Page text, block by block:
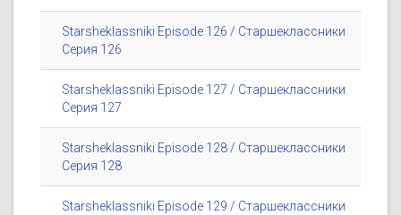
Starsheklassniki Episode 126 / Старшеклассники
Серия 126
Starsheklassniki Episode 127 / Старшеклассники
Серия 127
Starsheklassniki Episode 128 / Старшеклассники
Серия 128
Starsheklassniki Episode 129 / Старшеклассники